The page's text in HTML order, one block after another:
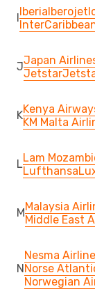
IberiaIberojet
JJapan
Jetstar
KKenya
KM Malta
LLam
Lufthansa
MMalaysia
Middle East
N
Nesma
Norse
Norwegian